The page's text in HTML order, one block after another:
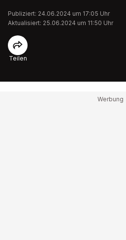
Publiziert: 24.06.2024 um 17:05 Uhr
Aktualisiert: 25.06.2024 um 11:50 Uhr
Teilen